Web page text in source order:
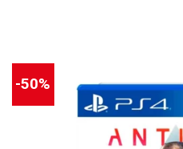
-50%